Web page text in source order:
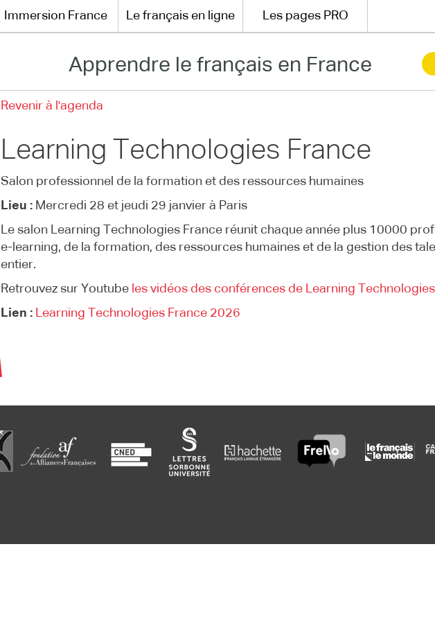
Immersion France Le français en ligne Les pages PRO
Apprendre le français en France
Revenir à l'agenda
Learning Technologies France
Salon professionnel de la formation et des ressources humaines
Lieu : Mercredi 28 et jeudi 29 janvier à Paris
Le salon Learning Technologies France réunit chaque année plus 10000
e-learning, de la formation, des ressources humaines et de la gestion des
entier.
Retrouvez sur Youtube les vidéos des conférences de Learning
Lien : Learning Technologies France 2026